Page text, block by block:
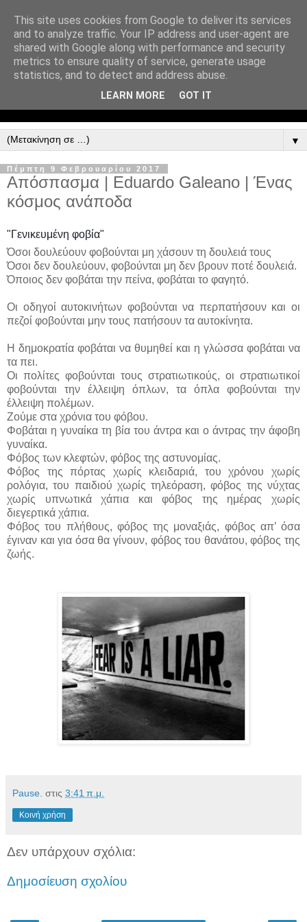
▼
Πέμπτη 9 Φεβρουαρίου 2017
Απόσπασμα | Εduardo Galeano | Ένας
κόσμος ανάποδα
"Γενικευμένη φοβία"
Όσοι δουλεύουν φοβούνται μη χάσουν τη δουλειά τους
Όσοι δεν δουλεύουν, φοβούνται μη δεν βρουν ποτέ δουλειά.
Όποιος δεν φοβάται την πείνα, φοβάται το φαγητό.
Οι οδηγοί αυτοκινήτων φοβούνται να περπατήσουν και οι
πεζοί φοβούνται μην τους πατήσουν τα αυτοκίνητα.
Η δημοκρατία φοβάται να θυμηθεί και η γλώσσα φοβάται να
τα πει.
Οι πολίτες φοβούνται τους στρατιωτικούς, οι στρατιωτικοί
φοβούνται την έλλειψη όπλων, τα όπλα φοβούνται την
έλλειψη πολέμων.
Ζούμε στα χρόνια του φόβου.
Φοβάται η γυναίκα τη βία του άντρα και ο άντρας την άφοβη
γυναίκα.
Φόβος των κλεφτών, φόβος της αστυνομίας.
Φόβος της πόρτας χωρίς κλειδαριά, του χρόνου χωρίς
ρολόγια, του παιδιού χωρίς τηλεόραση, φόβος της νύχτας
χωρίς υπνωτικά χάπια και φόβος της ημέρας χωρίς
διεγερτικά χάπια.
Φόβος του πλήθους, φόβος της μοναξιάς, φόβος απ’ όσα
έγιναν και για όσα θα γίνουν, φόβος του θανάτου, φόβος της
ζωής.
Pause. στις 3:41 π.μ.
Κοινή χρήση
Δεν υπάρχουν σχόλια:
Δημοσίευση σχολίου
This site uses cookies from Google to deliver its services
and to analyze traffic. Your IP address and user-agent are
shared with Google along with performance and security
metrics to ensure quality of service, generate usage
statistics, and to detect and address abuse.
LEARN MORE GOT IT